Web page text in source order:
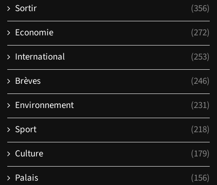
Sortir
(356)
Economie
(272)
International
(253)
Brèves
(246)
Environnement
(231)
Sport
(218)
Culture
(179)
Palais
(156)